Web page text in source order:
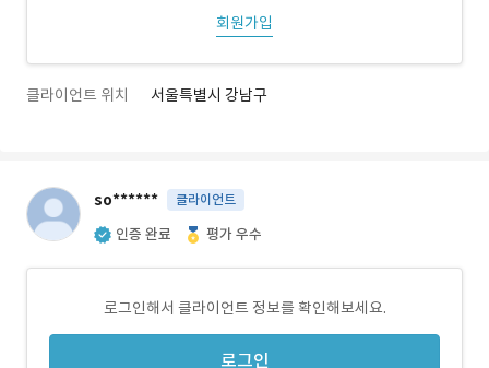
회원가입
클라이언트 위치 서울특별시 강남구
so****** 클라이언트
인증 완료 평가 우수
로그인해서 클라이언트 정보를 확인해보세요.
로그인